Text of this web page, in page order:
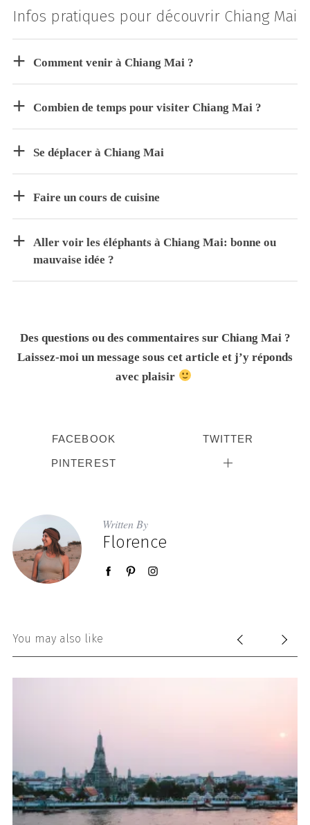
Infos pratiques pour découvrir Chiang Mai
Comment venir à Chiang Mai ?
Combien de temps pour visiter Chiang Mai ?
Se déplacer à Chiang Mai
Faire un cours de cuisine
Aller voir les éléphants à Chiang Mai: bonne ou
mauvaise idée ?
Des questions ou des commentaires sur Chiang Mai ?
Laissez-moi un message sous cet article et j’y réponds
avec plaisir
FACEBOOK TWITTER
PINTEREST
Written By
Florence
You may also like